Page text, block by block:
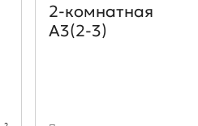
2‑комнатная
А3(2-3)